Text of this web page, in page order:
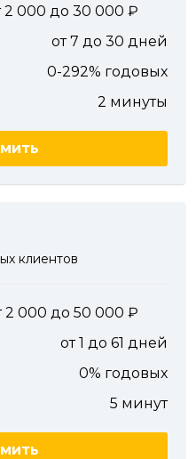
2 000 до 30 000
от 7 до 30 дней
0-292% годовых
2 минуты
клиентов
2 000 до 50 000
от 1 до 61 дней
0% годовых
5 минут